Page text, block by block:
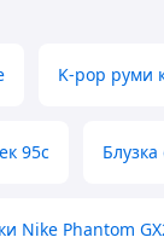
K-pop руми
95с
Nike Phantom